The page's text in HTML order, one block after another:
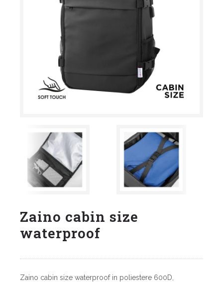
Zaino cabin size
waterproof
Zaino cabin size waterproof in poliestere 600D,